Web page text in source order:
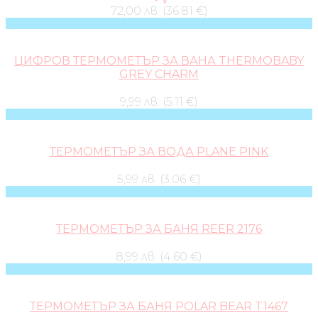
72,00 лв. (36.81 €)
ЦИФРОВ ТЕРМОМЕТЪР ЗА ВАНА THERMOBABY
GREY CHARM
9,99 лв. (5.11 €)
ТЕРМОМЕТЪР ЗА ВОДА PLANE PINK
5,99 лв. (3.06 €)
ТЕРМОМЕТЪР ЗА БАНЯ REER 2176
8,99 лв. (4.60 €)
ТЕРМОМЕТЪР ЗА БАНЯ POLAR BEAR T1467